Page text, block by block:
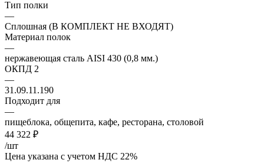
Тип полки
—
Сплошная (В КОМПЛЕКТ НЕ ВХОДЯТ)
Материал полок
—
нержавеющая сталь AISI 430 (0,8 мм.)
ОКПД 2
—
31.09.11.190
Подходит для
—
пищеблока, общепита, кафе, ресторана, столовой
44 322 ₽
/шт
Цена указана с учетом НДС 22%